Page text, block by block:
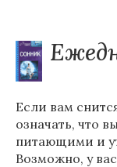
Если вам
означать, что
питающими и
Возможно, у